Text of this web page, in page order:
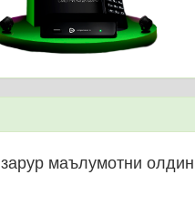
зарур маълумотни